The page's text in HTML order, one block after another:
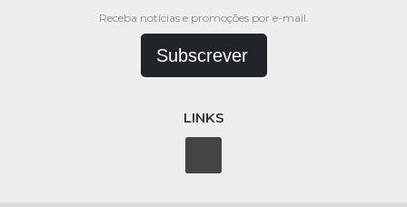
Receba notícias e promoções por e-mail.
Subscrever
LINKS